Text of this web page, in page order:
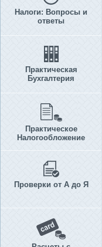
Налоги: Вопросы и
ответы
Практическая
Бухгалтерия
Практическое
Налогообложение
Проверки от А до Я